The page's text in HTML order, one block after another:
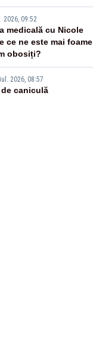
2026, 09:52
medicală cu Nicole
ce ne este mai foame
obosiți?
2026, 08:57
caniculă